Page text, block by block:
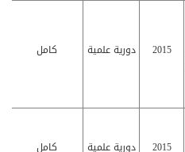
2015 دورية علمية كامل
2015 دورية علمية كامل